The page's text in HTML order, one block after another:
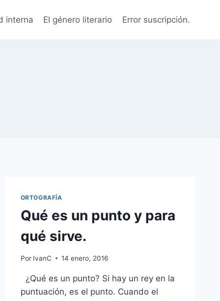
interna El género literario Error suscripción.
ORTOGRAFÍA
Qué es un punto y para
qué sirve.
Por IvanC 14 enero, 2016
¿Qué es un punto? Si hay un rey en la
puntuación, es el punto. Cuando el